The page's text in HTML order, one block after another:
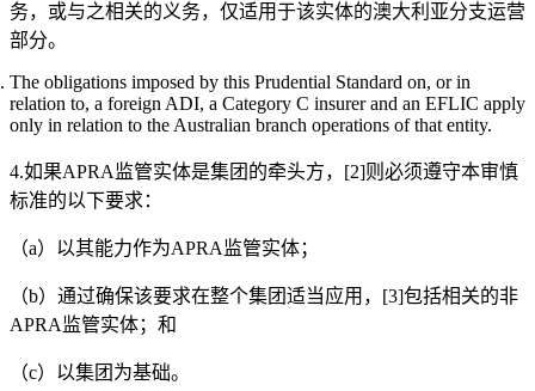
务，或与之相关的义务，仅适用于该实体的澳大利亚分支运营
部分。
The obligations imposed by this Prudential Standard on, or in
relation to, a foreign ADI, a Category C insurer and an EFLIC apply
only in relation to the Australian branch operations of that entity.
4.如果APRA监管实体是集团的牵头方，[2]则必须遵守本审慎
标准的以下要求：
（a）以其能力作为APRA监管实体；
（b）通过确保该要求在整个集团适当应用，[3]包括相关的非
APRA监管实体；和
（c）以集团为基础。